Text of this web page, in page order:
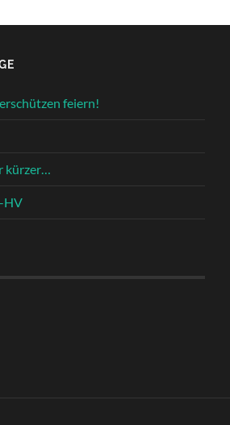
feiern!
kürzer…
HV